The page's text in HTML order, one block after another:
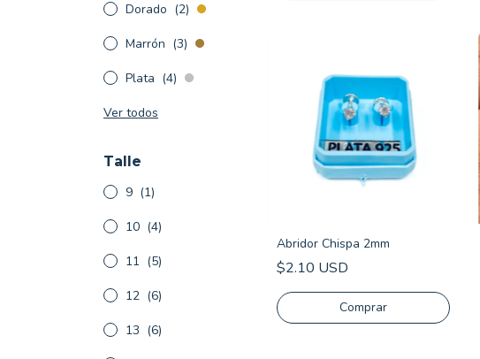
Dorado (2)
Marrón (3)
Plata (4)
Ver todos
Talle
9 (1)
10 (4)
11 (5)
12 (6)
13 (6)
Abridor Chispa 2mm
$2.10 USD
Comprar